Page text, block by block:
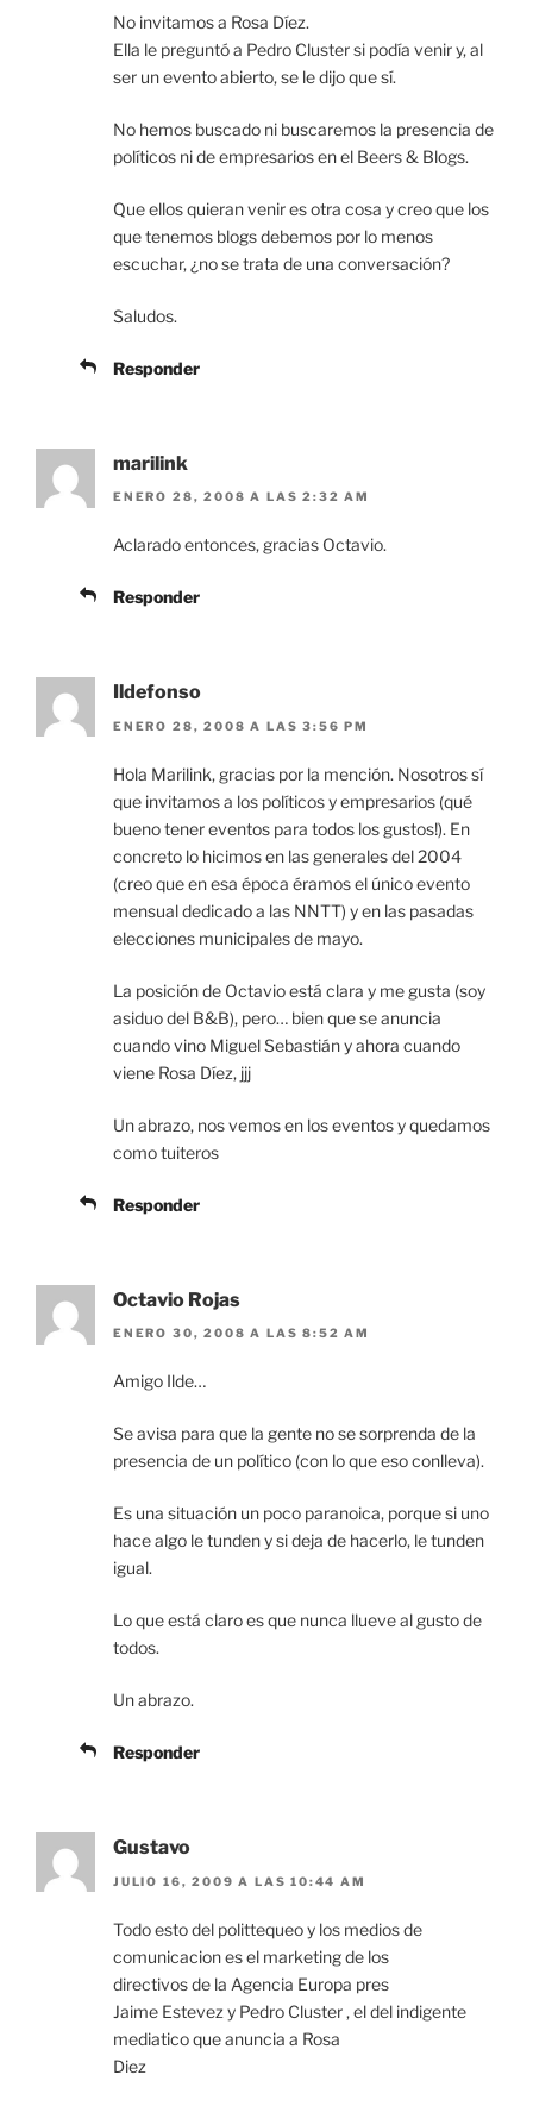
No invitamos a Rosa Díez.
Ella le preguntó a Pedro Cluster si podía venir y, al
ser un evento abierto, se le dijo que sí.
No hemos buscado ni buscaremos la presencia de
políticos ni de empresarios en el Beers & Blogs.
Que ellos quieran venir es otra cosa y creo que los
que tenemos blogs debemos por lo menos
escuchar, ¿no se trata de una conversación?
Saludos.
Responder
marilink
ENERO 28, 2008 A LAS 2:32 AM
Aclarado entonces, gracias Octavio.
Responder
Ildefonso
ENERO 28, 2008 A LAS 3:56 PM
Hola Marilink, gracias por la mención. Nosotros sí
que invitamos a los políticos y empresarios (qué
bueno tener eventos para todos los gustos!). En
concreto lo hicimos en las generales del 2004
(creo que en esa época éramos el único evento
mensual dedicado a las NNTT) y en las pasadas
elecciones municipales de mayo.
La posición de Octavio está clara y me gusta (soy
asiduo del B&B), pero… bien que se anuncia
cuando vino Miguel Sebastián y ahora cuando
viene Rosa Díez, jjj
Un abrazo, nos vemos en los eventos y quedamos
como tuiteros
Responder
Octavio Rojas
ENERO 30, 2008 A LAS 8:52 AM
Amigo Ilde…
Se avisa para que la gente no se sorprenda de la
presencia de un político (con lo que eso conlleva).
Es una situación un poco paranoica, porque si uno
hace algo le tunden y si deja de hacerlo, le tunden
igual.
Lo que está claro es que nunca llueve al gusto de
todos.
Un abrazo.
Responder
Gustavo
JULIO 16, 2009 A LAS 10:44 AM
Todo esto del polittequeo y los medios de
comunicacion es el marketing de los
directivos de la Agencia Europa pres
Jaime Estevez y Pedro Cluster , el del indigente
mediatico que anuncia a Rosa
Diez